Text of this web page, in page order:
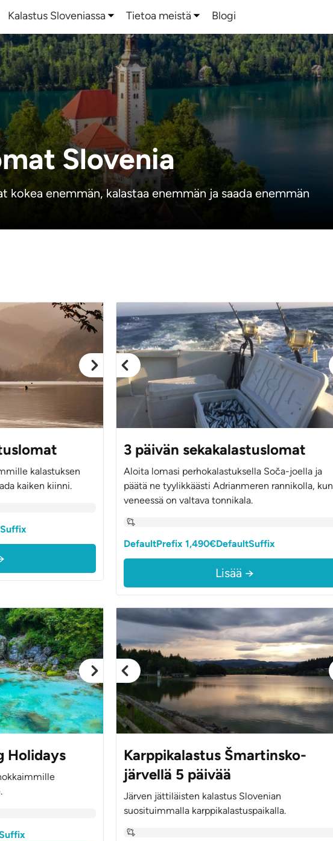
Kalastus Sloveniassa Tietoa meistä Blogi
Slovenia
kokea enemmän, kalastaa enemmän ja saada enemmän
kalastuksen
kaiken kiinni.
3 päivän sekakalastuslomat
Aloita lomasi perhokalastuksella Soča-joella ja
päätä ne tyylikkäästi Adrianmeren rannikolla, kun
veneessä on valtava tonnikala.
DefaultPrefix 1,490€DefaultSuffix
Lisää →
Holidays
Karppikalastus Šmartinsko-
järvellä 5 päivää
Järven jättiläisten kalastus Slovenian
suosituimmalla karppikalastuspaikalla.